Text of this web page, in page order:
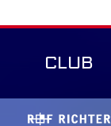
CLUB